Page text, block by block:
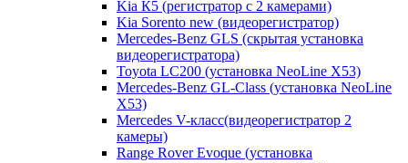
Kia К5 (регистратор с 2 камерами)
Kia Sorento new (видеорегистратор)
Mercedes-Benz GLS (скрытая установка
видеорегистратора)
Toyota LC200 (установка NeoLine X53)
Mercedes-Benz GL-Class (установка NeoLine
X53)
Mercedes V-класс(видеорегистратор 2
камеры)
Range Rover Evoque (установка